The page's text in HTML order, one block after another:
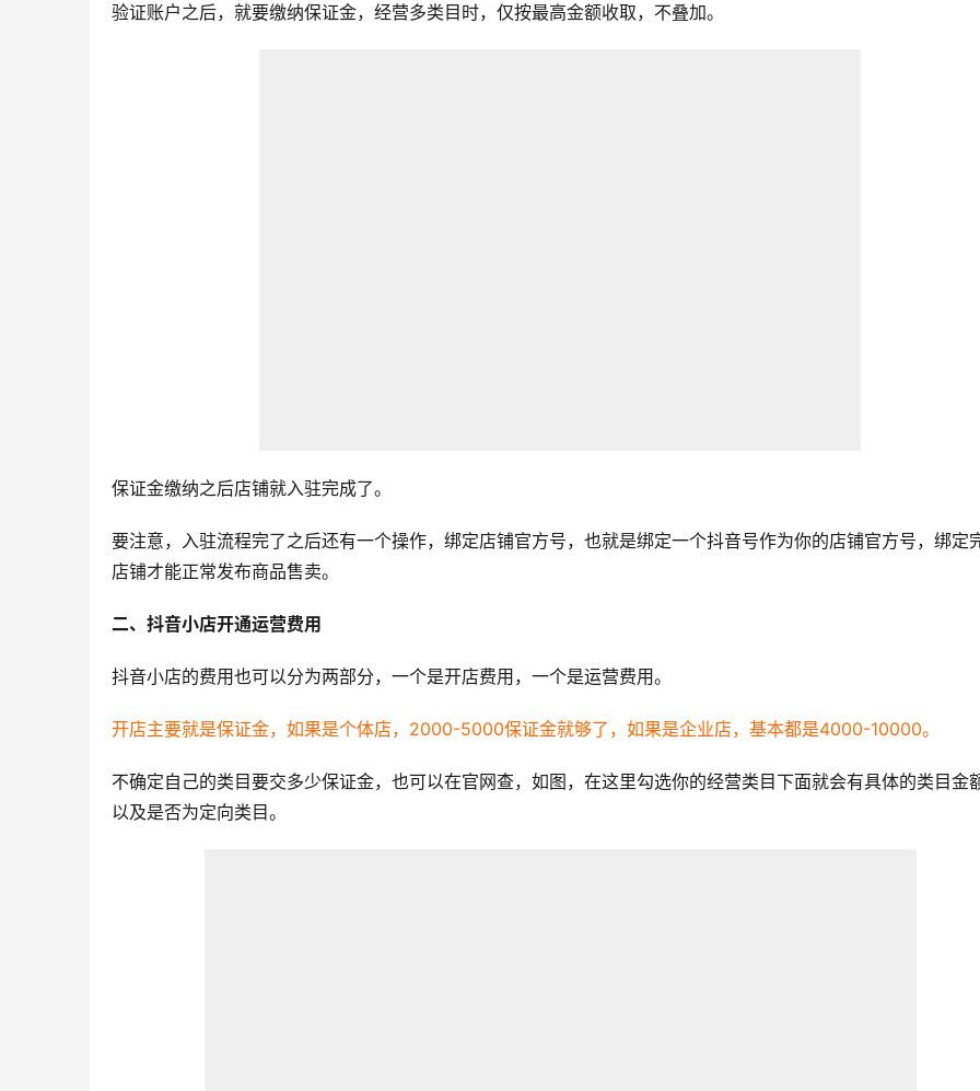
验证账户之后，就要缴纳保证金，经营多类目时，仅按最高金额收取，不叠加。
保证金缴纳之后店铺就入驻完成了。
要注意，入驻流程完了之后还有一个操作，绑定店铺官方号，也就是绑定一个抖音号作为你的店铺官方号，绑定
店铺才能正常发布商品售卖。
二、抖音小店开通运营费用
抖音小店的费用也可以分为两部分，一个是开店费用，一个是运营费用。
开店主要就是保证金，如果是个体店，2000-5000保证金就够了，如果是企业店，基本都是4000-10000。
不确定自己的类目要交多少保证金，也可以在官网查，如图，在这里勾选你的经营类目下面就会有具体的类目金
以及是否为定向类目。